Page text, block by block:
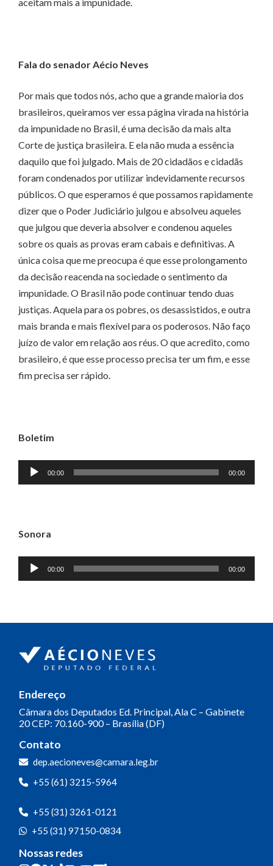
Fala do senador Aécio Neves
Por mais que todos nós, acho que a grande maioria dos
brasileiros, queiramos ver essa página virada na história
da impunidade no Brasil, é uma decisão da mais alta
Corte de justiça brasileira. E ela não muda a essência
daquilo que foi julgado. Mais de 20 cidadãos e cidadãs
foram condenados por utilizar indevidamente recursos
públicos. O que esperamos é que possamos rapidamente
dizer que o Poder Judiciário julgou e absolveu aqueles
que julgou que deveria absolver e condenou aqueles
sobre os quais as provas eram cabais e definitivas. A
única coisa que me preocupa é que esse prolongamento
da decisão reacenda na sociedade o sentimento da
impunidade. O Brasil não pode continuar tendo duas
justiças. Aquela para os pobres, os desassistidos, e outra
mais branda e mais flexível para os poderosos. Não faço
juízo de valor em relação aos réus. O que acredito, como
brasileiro, é que esse processo precisa ter um fim, e esse
fim precisa ser rápido.
Boletim
Tocador
de
00:00 00:00
Sonora
Tocador
de
00:00 00:00
Endereço
Câmara dos Deputados Ed. Principal, Ala C – Gabinete
20CEP: 70.160-900 – Brasília (DF)
Contato
dep.aecioneves@camara.leg.br
+55 (61) 3215-5964
+55 (31) 3261-0121
+55 (31) 97150-0834
Nossas redes